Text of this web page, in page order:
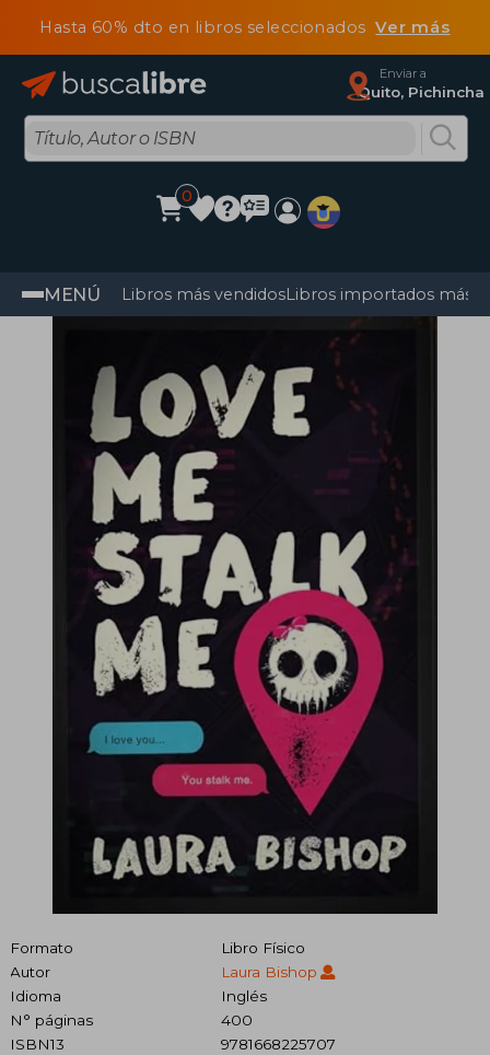
Hasta 60% dto en libros seleccionadosVer más
Enviar a
Quito, Pichincha
0
MENÚ Libros más vendidosLibros importados más
Formato
Libro Físico
Autor
Laura Bishop
Idioma
Inglés
N° páginas
400
ISBN13
9781668225707